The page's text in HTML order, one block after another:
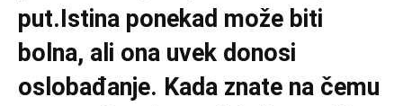
put.Istina ponekad može biti
bolna, ali ona uvek donosi
oslobađanje. Kada znate na čemu